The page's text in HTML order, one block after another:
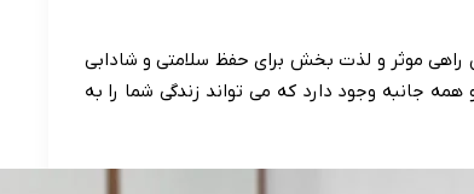
راهی موثر و لذت بخش برای حفظ سلامتی و شادابی
جانبه وجود دارد که می تواند زندگی شما را به